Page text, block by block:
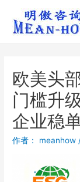
欧美头
门槛升
企业稳
作者： meanhow